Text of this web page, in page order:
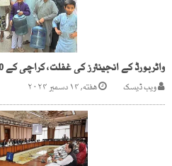
واٹربورڈ کے انجینئرز کی غفلت، کراچی کے 60فیصد شہری پانی کو ترس گئے
ویب ڈیسک هفته, ۱۴ دسمبر ۲۰۲۴